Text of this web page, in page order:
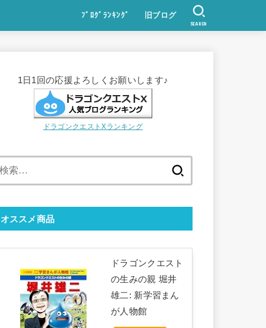
ﾌﾞﾛｸﾞﾗﾝｷﾝｸﾞ 旧ブログ
SEARCH
1日1回の応援よろしくお願いします♪
ドラゴンクエストXランキング
オススメ商品
ドラゴンクエスト
の生みの親 堀井
雄二: 新学習まん
が人物館